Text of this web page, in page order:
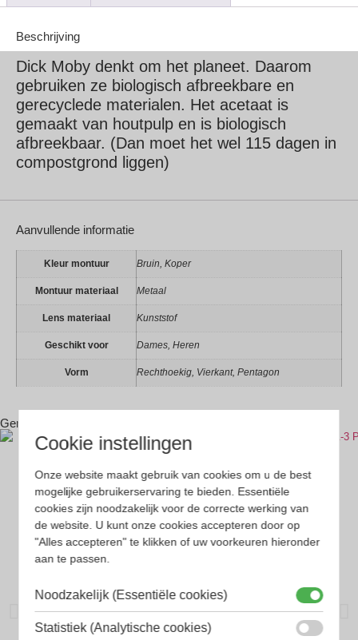
Beschrijving
Dick Moby denkt om het planeet. Daarom
gebruiken ze biologisch afbreekbare en
gerecyclede materialen. Het acetaat is
gemaakt van houtpulp en is biologisch
afbreekbaar. (Dan moet het wel 115 dagen in
compostgrond liggen)
Aanvullende informatie
Kleur montuur Bruin, Koper
Montuur materiaal Metaal
Lens materiaal Kunststof
Geschikt voor Dames, Heren
Vorm Rechthoekig, Vierkant, Pentagon
Gerelateerde producten
Cookie instellingen
Onze website maakt gebruik van cookies om u de best
mogelijke gebruikerservaring te bieden. Essentiële
cookies zijn noodzakelijk voor de correcte werking van
de website. U kunt onze cookies accepteren door op
"Alles accepteren" te klikken of uw voorkeuren hieronder
aan te passen.
Noodzakelijk (Essentiële cookies)
Statistiek (Analytische cookies)